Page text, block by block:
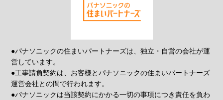
●パナソニックの住まいパートナーズは、独立・自営の会社が運
営しています。
●工事請負契約は、お客様とパナソニックの住まいパートナーズ
運営会社との間で行われます。
●パナソニックは当該契約にかかる一切の事項につき責任を負わ